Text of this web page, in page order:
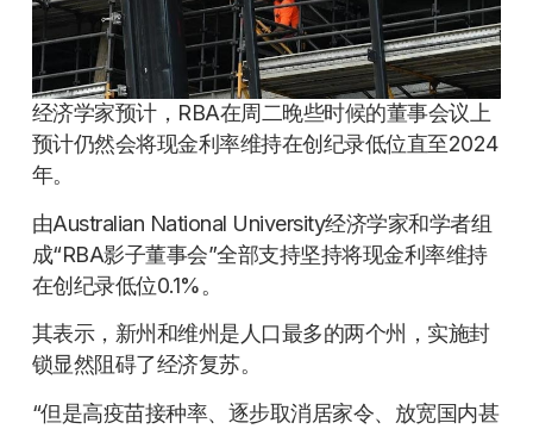
经济学家预计，RBA在周二晚些时候的董事会议上
预计仍然会将现金利率维持在创纪录低位直至2024
年。
由Australian National University经济学家和学者组
成“RBA影子董事会”全部支持坚持将现金利率维持
在创纪录低位0.1%。
其表示，新州和维州是人口最多的两个州，实施封
锁显然阻碍了经济复苏。
“但是高疫苗接种率、逐步取消居家令、放宽国内甚